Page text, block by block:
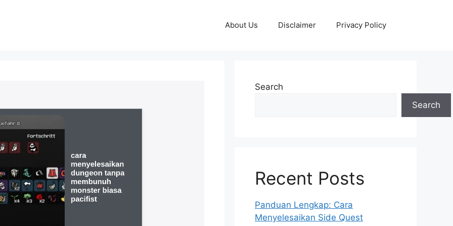
About Us Disclaimer Privacy Policy
Search
Search
Recent Posts
Panduan Lengkap: Cara
Menyelesaikan Side Quest